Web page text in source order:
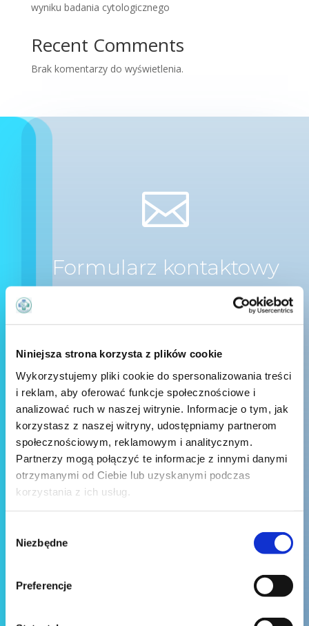
Niniejsza strona korzysta z plików cookie
Wykorzystujemy pliki cookie do spersonalizowania treści
i reklam, aby oferować funkcje społecznościowe i
analizować ruch w naszej witrynie. Informacje o tym, jak
korzystasz z naszej witryny, udostępniamy partnerom
społecznościowym, reklamowym i analitycznym.
Partnerzy mogą połączyć te informacje z innymi danymi
otrzymanymi od Ciebie lub uzyskanymi podczas
korzystania z ich usług.
zgody
Niezbędne
Preferencje
wyniku badania cytologicznego
Recent Comments
Brak komentarzy do wyświetlenia.

Formularz kontaktowy
Wyślij wiadomość